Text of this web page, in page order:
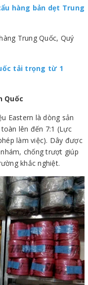
hàng bản dẹt Trung
Trung Quốc, Quý
tải trọng từ 1
Quốc
Eastern là dòng sản
lên đến 7:1 (Lực
làm việc). Dây được
chống trượt giúp
khắc nghiệt.